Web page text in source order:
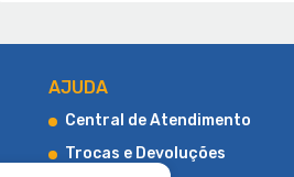
AJUDA
Central de Atendimento
Trocas e Devoluções